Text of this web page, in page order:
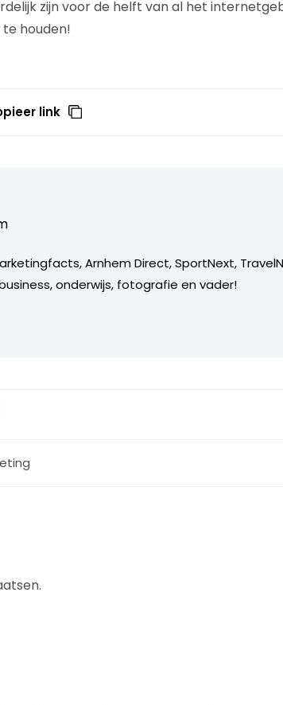
zijn voor de helft van al het
houden!
link
Arnhem Direct, SportNext,
business, onderwijs, fotografie en vader!